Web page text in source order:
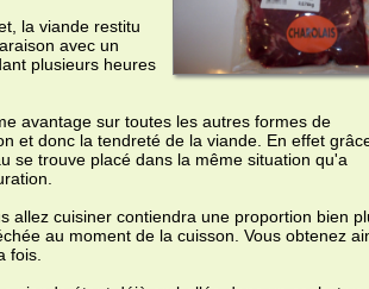
contiendra une proportion bien plus
de la cuisson. Vous obtenez ainsi
déjà emballée dans un sachet vous
l'étiquette vous permet de savoir en
la date limite de consommation (
l'exploitation et livraisons